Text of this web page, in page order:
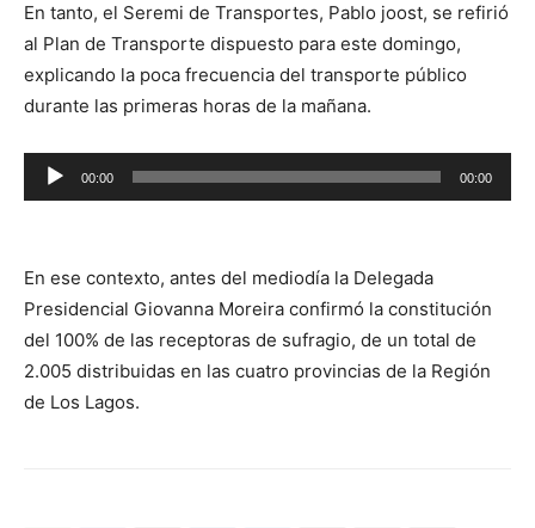
En tanto, el Seremi de Transportes, Pablo joost, se refirió
al Plan de Transporte dispuesto para este domingo,
explicando la poca frecuencia del transporte público
durante las primeras horas de la mañana.
Reproductor
de
00:00 00:00
En ese contexto, antes del mediodía la Delegada
Presidencial Giovanna Moreira confirmó la constitución
del 100% de las receptoras de sufragio, de un total de
2.005 distribuidas en las cuatro provincias de la Región
de Los Lagos.